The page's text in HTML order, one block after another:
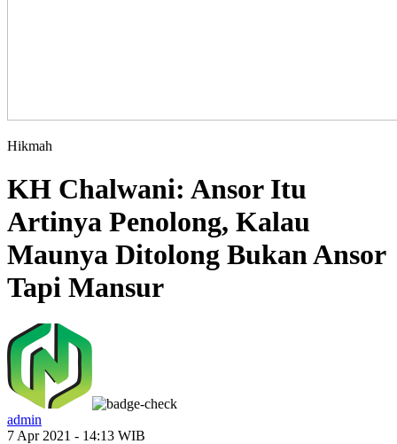
Hikmah
KH Chalwani: Ansor Itu
Artinya Penolong, Kalau
Maunya Ditolong Bukan Ansor
Tapi Mansur
admin
7 Apr 2021 - 14:13 WIB